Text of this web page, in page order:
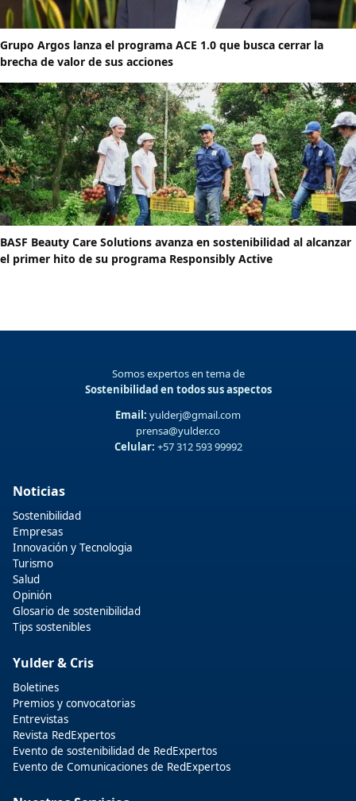
Grupo Argos lanza el programa ACE 1.0 que busca cerrar la
brecha de valor de sus acciones
BASF Beauty Care Solutions avanza en sostenibilidad al alcanzar
el primer hito de su programa Responsibly Active
Somos expertos en tema de
Sostenibilidad en todos sus aspectos
Email: yulderj@gmail.com
prensa@yulder.co
Celular: +57 312 593 99992
Noticias
Sostenibilidad
Empresas
Innovación y Tecnologia
Turismo
Salud
Opinión
Glosario de sostenibilidad
Tips sostenibles
Yulder & Cris
Boletines
Premios y convocatorias
Entrevistas
Revista RedExpertos
Evento de sostenibilidad de RedExpertos
Evento de Comunicaciones de RedExpertos